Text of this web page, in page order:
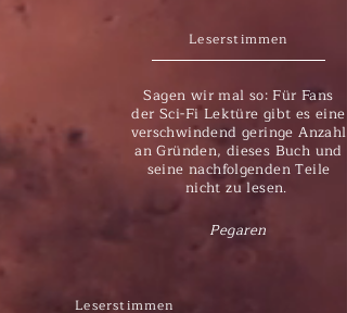
Leserstimmen
Sagen wir mal so: Für Fans
der Sci-Fi Lektüre gibt es eine
verschwindend geringe Anzahl
an Gründen, dieses Buch und
seine nachfolgenden Teile
nicht zu lesen.
Pegaren
Leserstimmen